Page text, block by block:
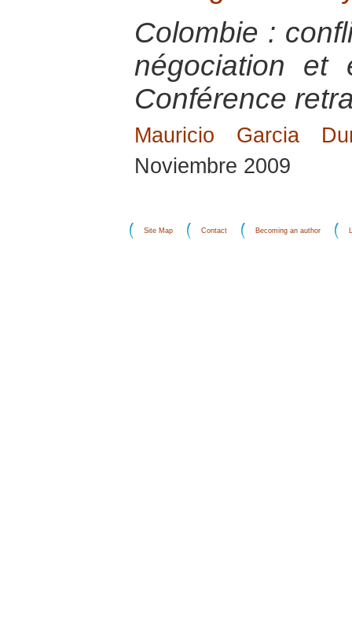
Colombie :
négociation et
Conférence
Mauricio Garcia
Noviembre 2009
Site Map Contact Becoming an author